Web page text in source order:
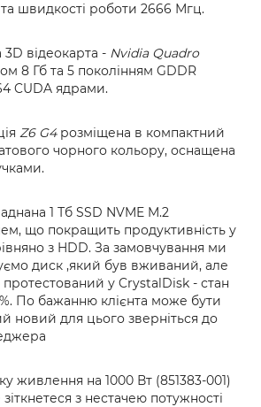
та швидкості роботи 2666 Мгц.
відеокарта - Nvidia Quadro
8 Гб та 5 поколінням GDDR
CUDA ядрами.
Z6 G4розміщена в компактний
чорного кольору, оснащена
1 Тб SSD NVME M.2
що покращить продуктивність у
з HDD. За замовчування ми
диск ,який був вживаний, але
протестований у CrystalDisk - стан
По бажанню клієнта може бути
новий для цього зверніться до
живлення на 1000 Вт (851383-001)
з нестачею потужності